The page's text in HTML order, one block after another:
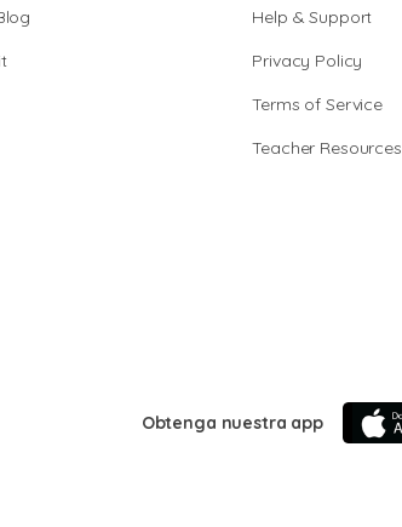
Help & Support
Privacy Policy
Terms of Service
Teacher Resources
Obtenga nuestra app